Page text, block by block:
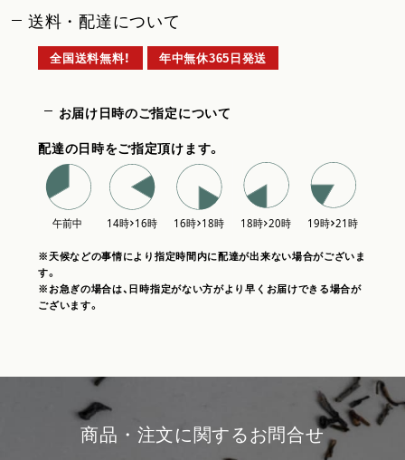
送料・配達について
全国送料無料！ 年中無休365日発送
お届け日時のご指定について
配達の日時をご指定頂けます。
※天候などの事情により指定時間内に配達が出来ない場合がございま
す。
※お急ぎの場合は、日時指定がない方がより早くお届けできる場合が
ございます。
商品・注文に関するお問合せ